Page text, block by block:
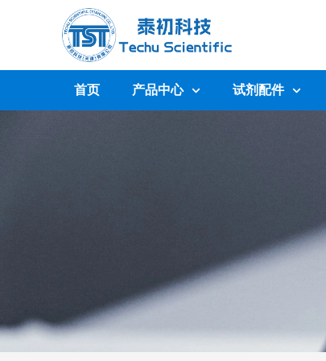
首页 产品中心 试剂配件